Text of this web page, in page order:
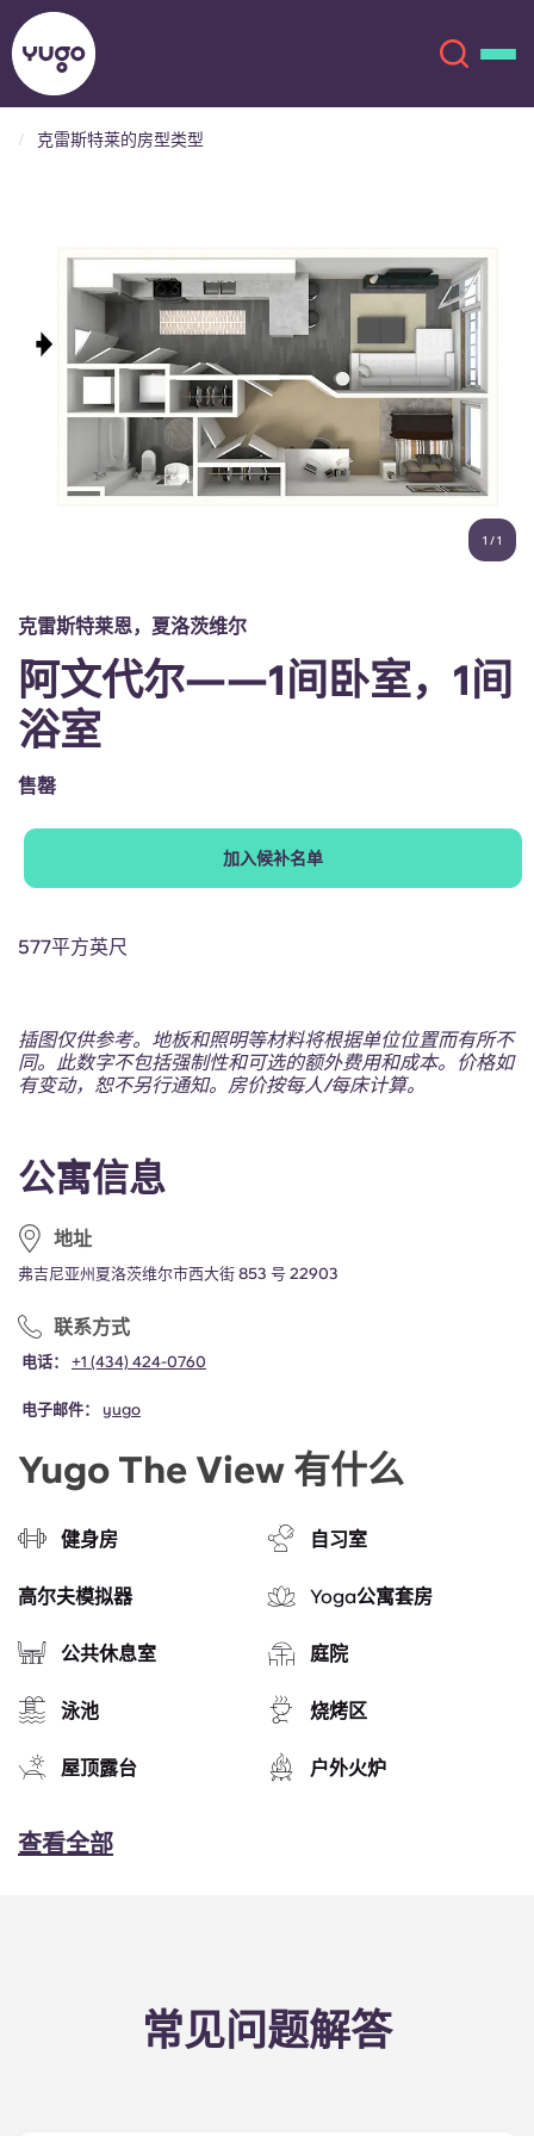
地点
更多
账户 语言
English (US)
Chinese
Portuguese
登录
Chinese Español
Català Deutsch
Italian French
克雷斯特莱的房型类型
1 /1
公寓信息
地址
弗吉尼亚州夏洛茨维尔市西大街 853 号 22903
联系方式
电话： +1 (434) 424-0760
电子邮件： yugo
Yugo The View 有什么
健身房 自习室
高尔夫模拟器 Yoga公寓套房
公共休息室 庭院
泳池 烧烤区
屋顶露台 户外火炉
查看全部
克雷斯特莱恩，夏洛茨维尔
阿文代尔——1间卧室，1间
浴室
售罄
加入候补名单
577平方英尺
插图仅供参考。地板和照明等材料将根据单位位置而有所不
同。此数字不包括强制性和可选的额外费用和成本。价格如
有变动，恕不另行通知。房价按每人/每床计算。
常见问题解答